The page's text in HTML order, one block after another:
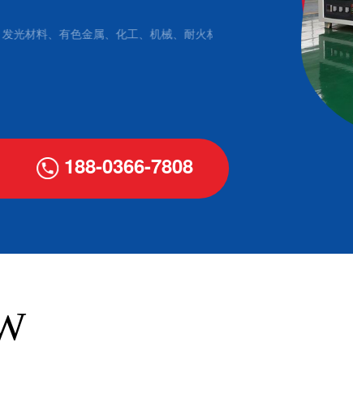
有色金属、化工、机械、耐火材料、新
微电脑控制可编程，全自
利特点深受客户好评!
188-0366-7808